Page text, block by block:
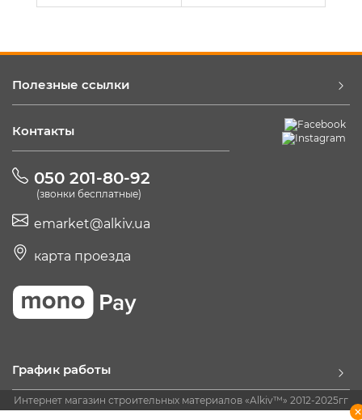
Полезные ссылки
Контакты
050 201-80-92
(звонки бесплатные)
emarket@alkiv.ua
карта проезда
График работы
Интернет магазин строительных материалов «Alkiv™» 2012-2025гг